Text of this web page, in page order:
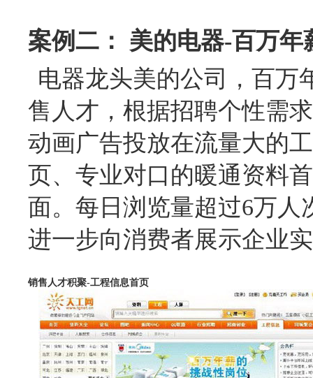
案例二： 美的电器-百万
电器龙头美的公司，百万
售人才，根据招聘个性需
动画广告投放在流量大的
页、专业对口的暖通资料
面。每日浏览量超过6万
进一步向消费者展示企业
销售人才积聚-工程信息首页